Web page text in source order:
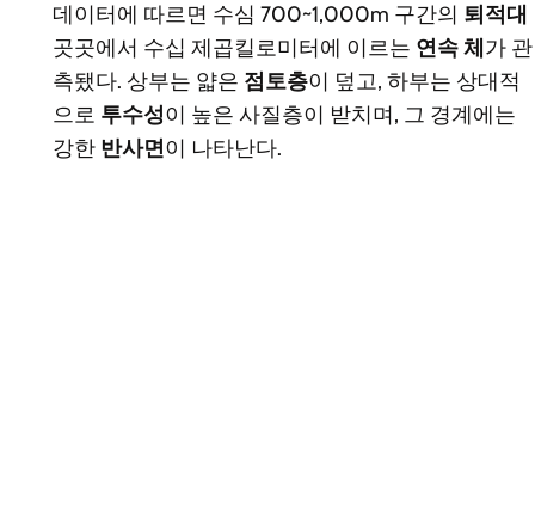
데이터에 따르면 수심 700~1,000m 구간의 퇴적대
곳곳에서 수십 제곱킬로미터에 이르는 연속 체 가 관
측됐다. 상부는 얇은 점토층이 덮고, 하부는 상대적
으로 투수성이 높은 사질층이 받치며, 그 경계에는
강한 반사면이 나타난다.